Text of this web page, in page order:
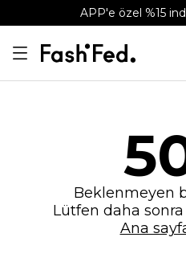
APP'e özel %15
Beklenmeyen
Lütfen daha
Ana